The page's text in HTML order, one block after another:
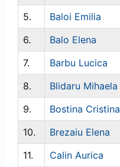
5.
Baloi Emilia
6.
Balo Elena
7.
Barbu Lucica
8.
Blidaru Mihaela
9.
Bostina Cristina
10.
Brezaiu Elena
11.
Calin Aurica